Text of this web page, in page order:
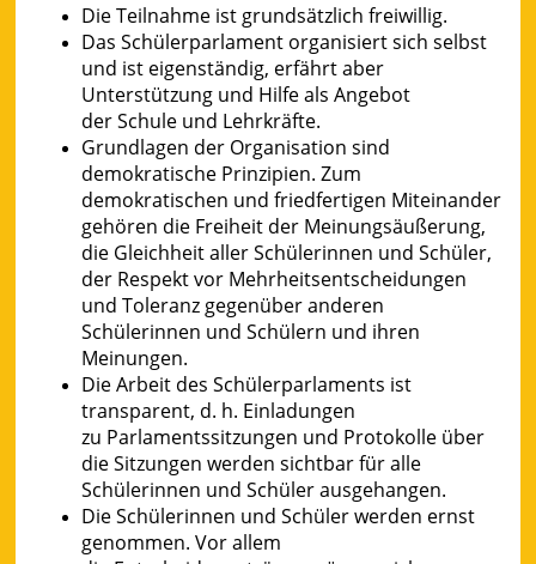
Die Teilnahme ist grundsätzlich freiwillig.
Das Schülerparlament organisiert sich selbst
und ist eigenständig, erfährt aber
Unterstützung und Hilfe als Angebot
der Schule und Lehrkräfte.
Grundlagen der Organisation sind
demokratische Prinzipien. Zum
demokratischen und friedfertigen Miteinander
gehören die Freiheit der Meinungsäußerung,
die Gleichheit aller Schülerinnen und Schüler,
der Respekt vor Mehrheitsentscheidungen
und Toleranz gegenüber anderen
Schülerinnen und Schülern und ihren
Meinungen.
Die Arbeit des Schülerparlaments ist
transparent, d. h. Einladungen
zu Parlamentssitzungen und Protokolle über
die Sitzungen werden sichtbar für alle
Schülerinnen und Schüler ausgehangen.
Die Schülerinnen und Schüler werden ernst
genommen. Vor allem